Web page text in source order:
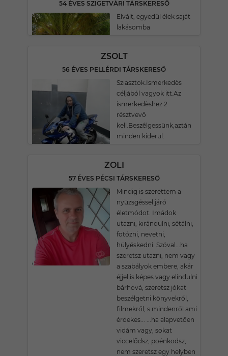
54 ÉVES SZIGETVÁRI TÁRSKERESŐ
Elvált, egyedül élek saját
lakásomba
ZSOLT
56 ÉVES PELLÉRDI TÁRSKERESŐ
Sziasztok.Ismerkedès
céljából vagyok itt.Az
ismerkedèshez 2
résztvevő
kell.Beszêlgessünk,aztán
minden kiderül.
ZOLI
57 ÉVES PÉCSI TÁRSKERESŐ
Mindig is szerettem a
nyüzsgéssel járó
életmódot. Imádok
utazni, kirándulni, sétálni,
fotózni, nevetni,
hülyéskedni. Szóval...ha
szeretsz utazni, nem vagy
a szabályok embere, akár
éjjel is képes vagy elindulni
bárhová, szeretsz jókat
beszélgetni könyvekről,
filmekről, s mindenről ami
érdekes... ...ha alapvetően
vidám vagy, sokat
viccelődsz, poénkodsz,
nem szeretsz egy helyben